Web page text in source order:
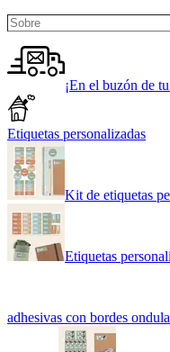
¡En el buzón de
Etiquetas personalizadas
Kit de etiquetas
Etiquetas
adhesivas con bordes